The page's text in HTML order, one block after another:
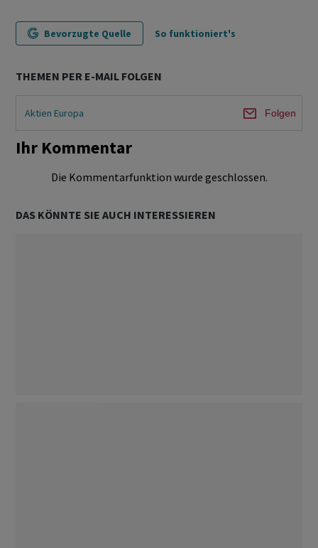
Bevorzugte Quelle So funktioniert's
THEMEN PER E-MAIL FOLGEN
Aktien Europa Folgen
Ihr Kommentar
Die Kommentarfunktion wurde geschlossen.
DAS KÖNNTE SIE AUCH INTERESSIEREN